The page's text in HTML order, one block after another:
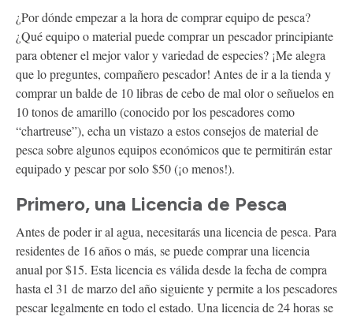
¿Por dónde empezar a la hora de comprar equipo de pesca?
¿Qué equipo o material puede comprar un pescador principiante
para obtener el mejor valor y variedad de especies? ¡Me alegra
que lo preguntes, compañero pescador! Antes de ir a la tienda y
comprar un balde de 10 libras de cebo de mal olor o señuelos en
10 tonos de amarillo (conocido por los pescadores como
“chartreuse”), echa un vistazo a estos consejos de material de
pesca sobre algunos equipos económicos que te permitirán estar
equipado y pescar por solo $50 (¡o menos!).
Primero, una Licencia de Pesca
Antes de poder ir al agua, necesitarás una licencia de pesca. Para
residentes de 16 años o más, se puede comprar una licencia
anual por $15. Esta licencia es válida desde la fecha de compra
hasta el 31 de marzo del año siguiente y permite a los pescadores
pescar legalmente en todo el estado. Una licencia de 24 horas se